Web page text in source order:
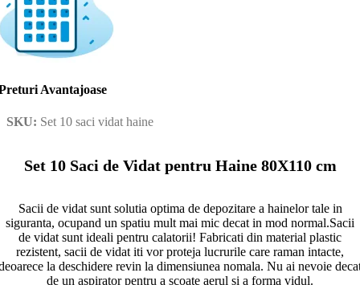
Avantajoase
SKU: Set 10 saci vidat haine
Set 10 Saci de Vidat pentru Haine 80X110 cm
Sacii de vidat sunt solutia optima de depozitare a hainelor tale in
siguranta, ocupand un spatiu mult mai mic decat in mod normal.Sacii
de vidat sunt ideali pentru calatorii! Fabricati din material plastic
rezistent, sacii de vidat iti vor proteja lucrurile care raman intacte,
la deschidere revin la dimensiunea nomala. Nu ai nevoie
de un aspirator pentru a scoate aerul si a forma vidul.